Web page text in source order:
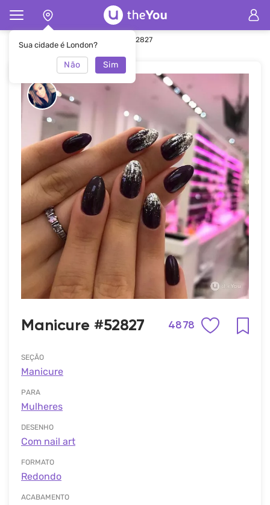
Sua cidade é London?
Não Sim
Principal Manicure Manicure #52827
Manicure #52827 4878
SEÇÃO
Manicure
PARA
Mulheres
DESENHO
Com nail art
FORMATO
Redondo
ACABAMENTO